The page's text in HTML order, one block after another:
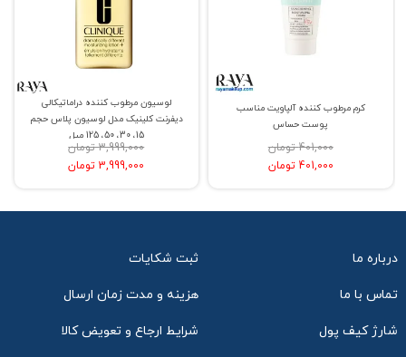
لوسیون مرطوب کننده دراماتیکالی
دیفرنت کلینیک مدل لوسیون پلاس حجم
15، 30، 50، 125 میل
3,999,000 تومان
3,999,000 تومان
کرم مرطوب کننده آلپاویت مناسب
پوست حساس
401,000 تومان
401,000 تومان
درباره ما ثبت شکایات
تماس با ما هزینه و مدت زمان ارسال
شارژ کیف پول شرایط ارجاع و تعویض کالا